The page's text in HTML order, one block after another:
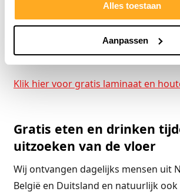
Alles toestaan
Aanpassen
plinten en daarbij krijgt u de
gratis, we hebben ook een mooi
samengesteld voor de gratis houten
vloeren.Goedkoper kan niet!
Klik hier voor gratis laminaat en
Gratis eten en drinken
uitzoeken van de vloer
Wij ontvangen dagelijks mensen uit
België en Duitsland en natuurlijk ook